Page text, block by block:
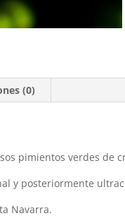
(0)
pimientos verdes de
y posteriormente
Navarra.